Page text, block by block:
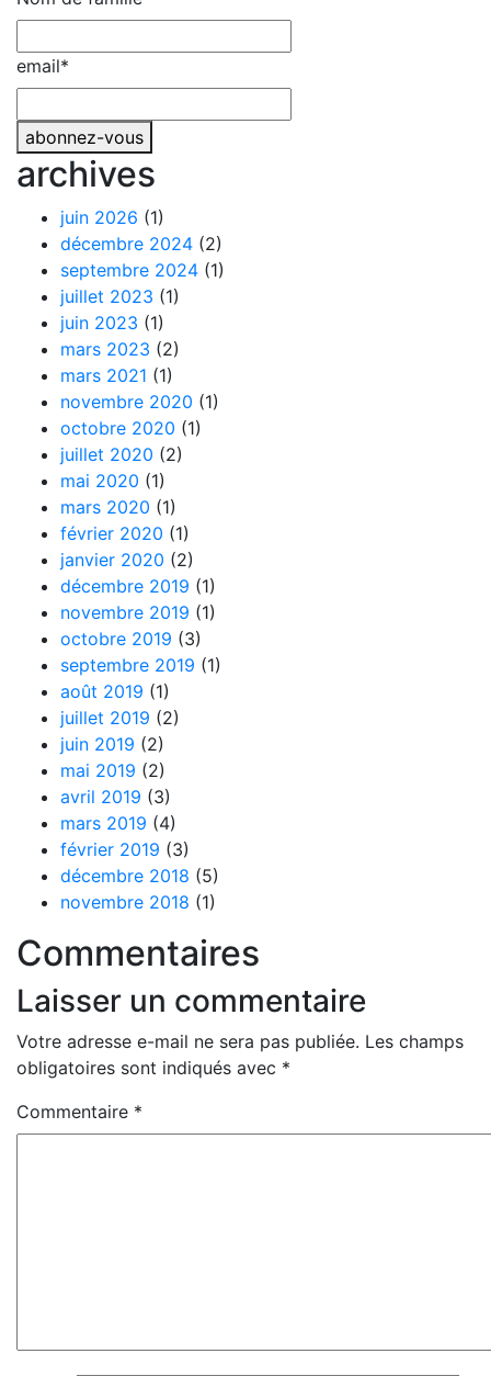
Business
Email*
email*
abonnez-vous
archives
juin 2026 (1)
décembre 2024 (2)
septembre 2024 (1)
juillet 2023 (1)
juin 2023 (1)
mars 2023 (2)
mars 2021 (1)
novembre 2020 (1)
octobre 2020 (1)
juillet 2020 (2)
mai 2020 (1)
mars 2020 (1)
février 2020 (1)
janvier 2020 (2)
décembre 2019 (1)
novembre 2019 (1)
octobre 2019 (3)
septembre 2019 (1)
août 2019 (1)
juillet 2019 (2)
juin 2019 (2)
mai 2019 (2)
avril 2019 (3)
mars 2019 (4)
février 2019 (3)
décembre 2018 (5)
novembre 2018 (1)
Commentaires
Laisser un commentaire
Votre adresse e-mail ne sera pas publiée. Les champs
obligatoires sont indiqués avec *
Commentaire *